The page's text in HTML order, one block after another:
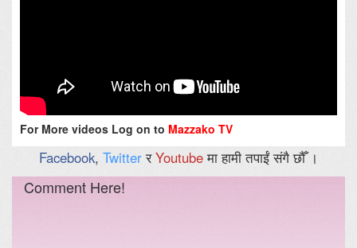
For More videos Log on to Mazzako TV
Facebook, TwitterरYoutubeमा हामी तपाईं संगै छौँ ।
Comment Here!